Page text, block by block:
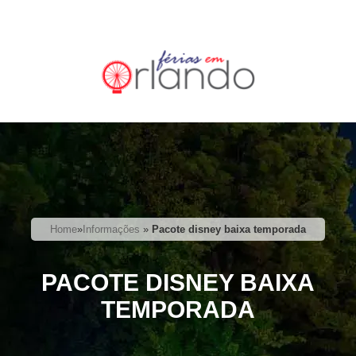
Home» Informações » Pacote disney baixa temporada
PACOTE DISNEY BAIXA
TEMPORADA